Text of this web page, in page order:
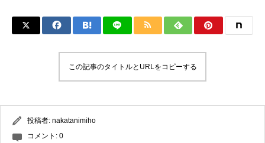
この記事のタイトルとURLをコピーする
投稿者: nakatanimiho
コメント: 0